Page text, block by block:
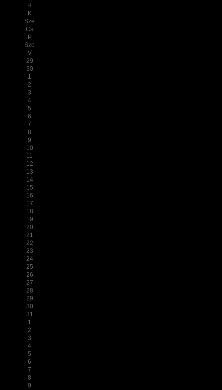
H
K
Sze
Cs
P
Szo
V
29
30
1
2
3
4
5
6
7
8
9
10
11
12
13
14
15
16
17
18
19
20
21
22
23
24
25
26
27
28
29
30
31
1
2
3
4
5
6
7
8
9